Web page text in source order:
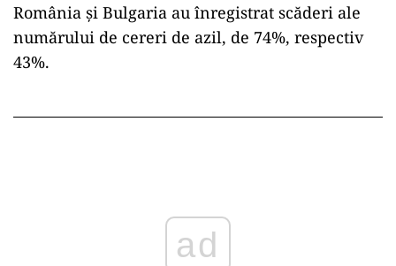
România și Bulgaria au înregistrat scăderi ale
numărului de cereri de azil, de 74%, respectiv
43%.
ad